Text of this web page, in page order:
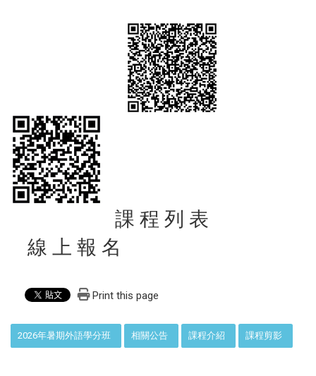
課 程 列 表
線 上 報 名
Print this page
2026年暑期外語學分班 相關公告 課程介紹 課程剪影